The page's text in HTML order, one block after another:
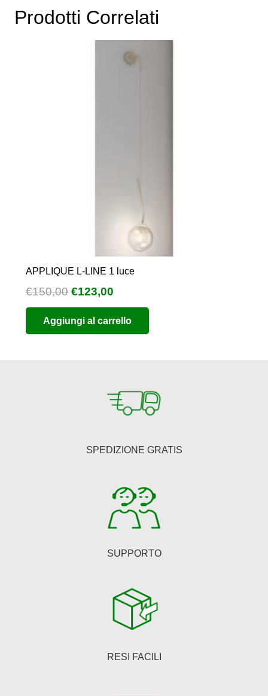
Prodotti Correlati
APPLIQUE L-LINE 1 luce
€150,00 Il
prezzo
originale
era:
€123,00
prezzo
attuale
è:
Aggiungi al carrello
SPEDIZIONE GRATIS
SUPPORTO
RESI FACILI